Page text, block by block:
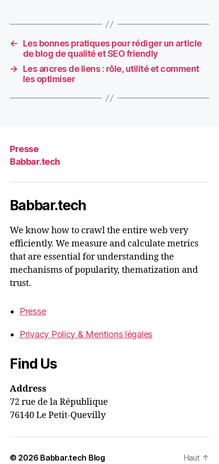
←
Les bonnes pratiques pour rédiger un article
de blog de qualité et SEO friendly
→
Les ancres de liens : rôle, utilité et comment
les optimiser
Presse
Babbar.tech
Babbar.tech
We know how to crawl the entire web very
efficiently. We measure and calculate metrics
that are essential for understanding the
mechanisms of popularity, thematization and
trust.
Presse
Privacy Policy & Mentions légales
Find Us
Address
72 rue de la République
76140 Le Petit-Quevilly
© 2026 Babbar.tech Blog Haut ↑